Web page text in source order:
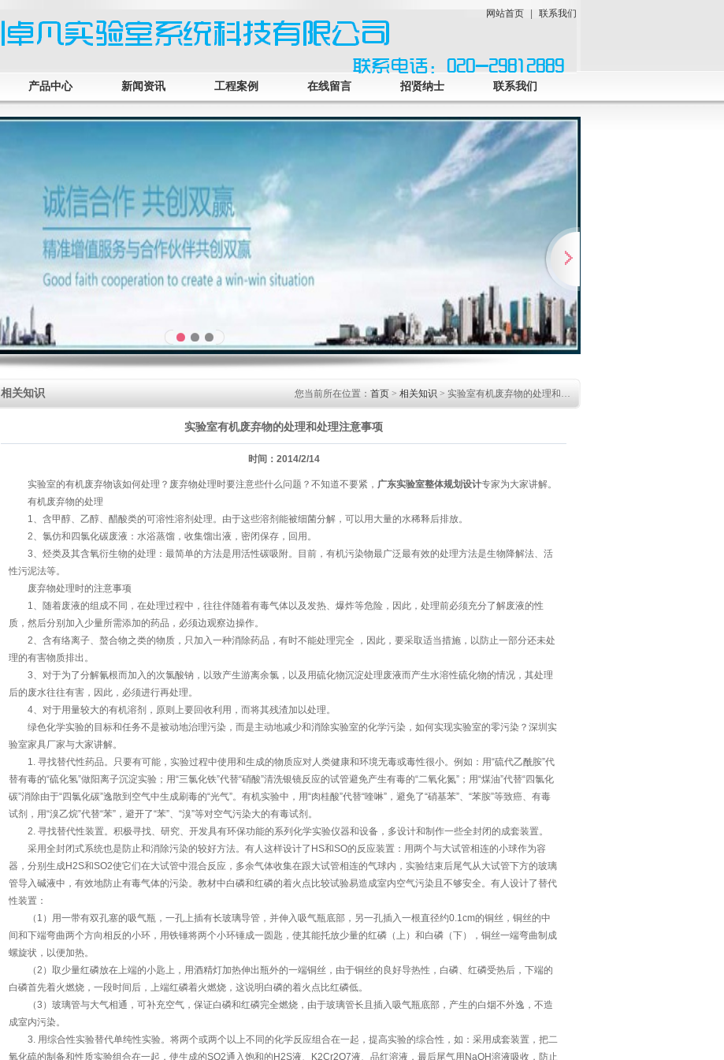
网站首页 联系我们
产品中心 新闻资讯 工程案例 在线留言 招贤纳士 联系我们
相关知识 您当前所在位置： 首页 > 相关知识 > 实验室有机废弃物的处理和…
实验室有机废弃物的处理和处理注意事项
时间：2014/2/14
实验室的有机废弃物该如何处理？废弃物处理时要注意些什么问题？不知道不要紧， 广东实验室整体规划设计专家为大家讲解。
有机废弃物的处理
1、含甲醇、乙醇、醋酸类的可溶性溶剂处理。由于这些溶剂能被细菌分解，可以用大量的水稀释后排放。
2、氯仿和四氯化碳废液：水浴蒸馏，收集馏出液，密闭保存，回用。
3、烃类及其含氧衍生物的处理：最简单的方法是用活性碳吸附。目前，有机污染物最广泛最有效的处理方法是生物降解法、活
性污泥法等。
废弃物处理时的注意事项
1、随着废液的组成不同，在处理过程中，往往伴随着有毒气体以及发热、爆炸等危险，因此，处理前必须充分了解废液的性
质，然后分别加入少量所需添加的药品，必须边观察边操作。
2、含有络离子、螯合物之类的物质，只加入一种消除药品，有时不能处理完全 ，因此，要采取适当措施，以防止一部分还未处
理的有害物质排出。
3、对于为了分解氰根而加入的次氯酸钠，以致产生游离余氯，以及用硫化物沉淀处理废液而产生水溶性硫化物的情况，其处理
后的废水往往有害，因此，必须进行再处理。
4、对于用量较大的有机溶剂，原则上要回收利用，而将其残渣加以处理。
绿色化学实验的目标和任务不是被动地治理污染，而是主动地减少和消除实验室的化学污染，如何实现实验室的零污染？深圳实
验室家具厂家与大家讲解。
1. 寻找替代性药品。只要有可能，实验过程中使用和生成的物质应对人类健康和环境无毒或毒性很小。例如：用“硫代乙酰胺”代
替有毒的“硫化氢”做阳离子沉淀实验；用“三氯化铁”代替“硝酸”清洗银镜反应的试管避免产生有毒的“二氧化氮”；用“煤油”代替“四氯化
碳”消除由于“四氯化碳”逸散到空气中生成刷毒的“光气”。有机实验中，用“肉桂酸”代替“喹啉”，避免了“硝基苯”、“苯胺”等致癌、有毒
试剂，用“溴乙烷”代替“苯”，避开了“苯”、“溴”等对空气污染大的有毒试剂。
2. 寻找替代性装置。积极寻找、研究、开发具有环保功能的系列化学实验仪器和设备，多设计和制作一些全封闭的成套装置。
采用全封闭式系统也是防止和消除污染的较好方法。有人这样设计了HS和SO的反应装置：用两个与大试管相连的小球作为容
器，分别生成H2S和SO2使它们在大试管中混合反应，多余气体收集在跟大试管相连的气球内，实验结束后尾气从大试管下方的玻璃
管导入碱液中，有效地防止有毒气体的污染。教材中白磷和红磷的着火点比较试验易造成室内空气污染且不够安全。有人设计了替代
性装置：
（1）用一带有双孔塞的吸气瓶，一孔上插有长玻璃导管，并伸入吸气瓶底部，另一孔插入一根直径约0.1cm的铜丝，铜丝的中
间和下端弯曲两个方向相反的小环，用铁锤将两个小环锤成一圆匙，使其能托放少量的红磷（上）和白磷（下），铜丝一端弯曲制成
螺旋状，以便加热。
（2）取少量红磷放在上端的小匙上，用酒精灯加热伸出瓶外的一端铜丝，由于铜丝的良好导热性，白磷、红磷受热后，下端的
白磷首先着火燃烧，一段时间后，上端红磷着火燃烧，这说明白磷的着火点比红磷低。
（3）玻璃管与大气相通，可补充空气，保证白磷和红磷完全燃烧，由于玻璃管长且插入吸气瓶底部，产生的白烟不外逸，不造
成室内污染。
3. 用综合性实验替代单纯性实验。将两个或两个以上不同的化学反应组合在一起，提高实验的综合性，如：采用成套装置，把二
氧化硫的制备和性质实验组合在一起，使生成的SO2通入饱和的H2S液、K2Cr2O7液、品红溶液，最后尾气用NaOH溶液吸收，防止